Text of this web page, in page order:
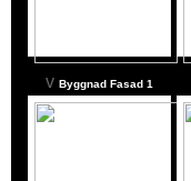
v Byggnad Fasad 1